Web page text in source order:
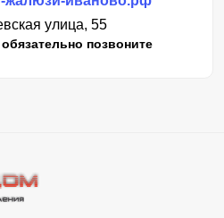
улица, 55
позвоните